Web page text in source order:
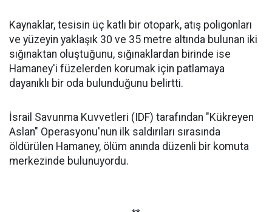
Kaynaklar, tesisin üç katlı bir otopark, atış poligonları
ve yüzeyin yaklaşık 30 ve 35 metre altında bulunan iki
sığınaktan oluştuğunu, sığınaklardan birinde ise
Hamaney'i füzelerden korumak için patlamaya
dayanıklı bir oda bulunduğunu belirtti.
İsrail Savunma Kuvvetleri (IDF) tarafından "Kükreyen
Aslan" Operasyonu'nun ilk saldırıları sırasında
öldürülen Hamaney, ölüm anında düzenli bir komuta
merkezinde bulunuyordu.